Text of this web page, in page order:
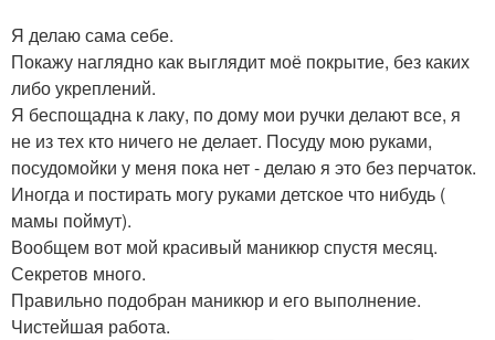
Я делаю сама себе.
Покажу наглядно как выглядит моё покрытие, без каких
либо укреплений.
Я беспощадна к лаку, по дому мои ручки делают все, я
не из тех кто ничего не делает. Посуду мою руками,
посудомойки у меня пока нет - делаю я это без перчаток.
Иногда и постирать могу руками детское что нибудь (
мамы поймут).
Вообщем вот мой красивый маникюр спустя месяц.
Секретов много.
Правильно подобран маникюр и его выполнение.
Чистейшая работа.